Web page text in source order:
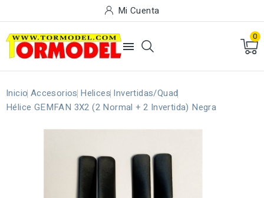
Mi Cuenta

0
Inicio Accesorios Helices Invertidas/Quad
Hélice GEMFAN 3X2 (2 Normal + 2 Invertida) Negra